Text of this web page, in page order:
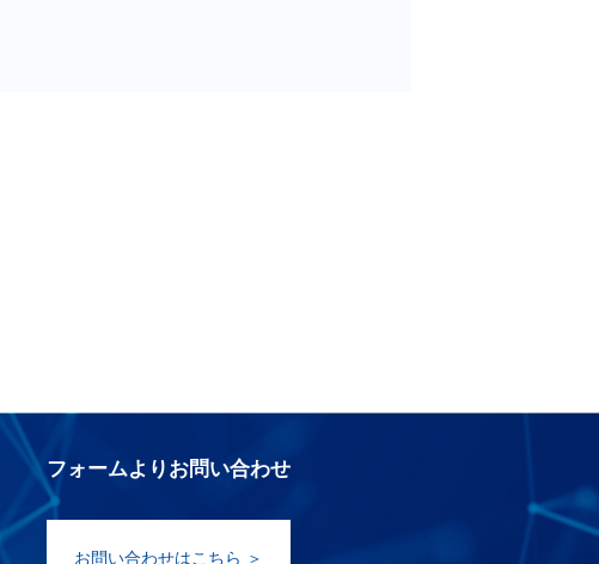
フォームよりお問い合わせ
お問い合わせはこちら ＞